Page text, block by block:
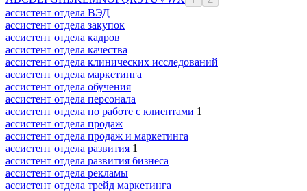
ассистент отдела ВЭД
ассистент отдела закупок
ассистент отдела кадров
ассистент отдела качества
ассистент отдела клинических исследований
ассистент отдела маркетинга
ассистент отдела обучения
ассистент отдела персонала
ассистент отдела по работе с клиентами 1
ассистент отдела продаж
ассистент отдела продаж и маркетинга
ассистент отдела развития 1
ассистент отдела развития бизнеса
ассистент отдела рекламы
ассистент отдела трейд маркетинга